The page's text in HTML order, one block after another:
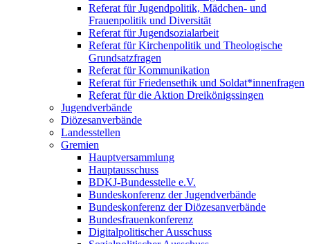
Referat für Jugendpolitik, Mädchen- und
Frauenpolitik und Diversität
Referat für Jugendsozialarbeit
Referat für Kirchenpolitik und Theologische
Grundsatzfragen
Referat für Kommunikation
Referat für Friedensethik und Soldat*innenfragen
Referat für die Aktion Dreikönigssingen
Jugendverbände
Diözesanverbände
Landesstellen
Gremien
Hauptversammlung
Hauptausschuss
BDKJ-Bundesstelle e.V.
Bundeskonferenz der Jugendverbände
Bundeskonferenz der Diözesanverbände
Bundesfrauenkonferenz
Digitalpolitischer Ausschuss